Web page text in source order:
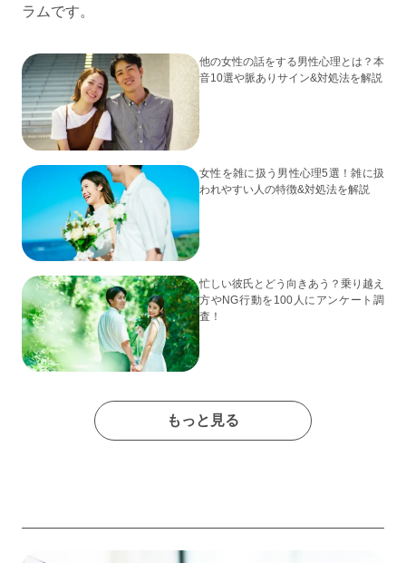
ラムです。
他の女性の話をする男性心理とは？本
音10選や脈ありサイン&対処法を解説
女性を雑に扱う男性心理5選！雑に扱
われやすい人の特徴&対処法を解説
忙しい彼氏とどう向きあう？乗り越え
方やNG行動を100人にアンケート調
査！
もっと見る